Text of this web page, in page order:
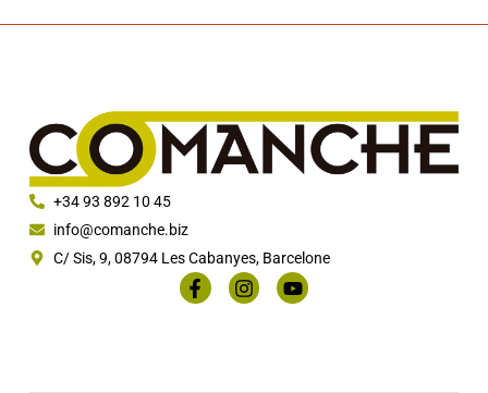
+34 93 892 10 45
info@comanche.biz
C/ Sis, 9, 08794 Les Cabanyes, Barcelone